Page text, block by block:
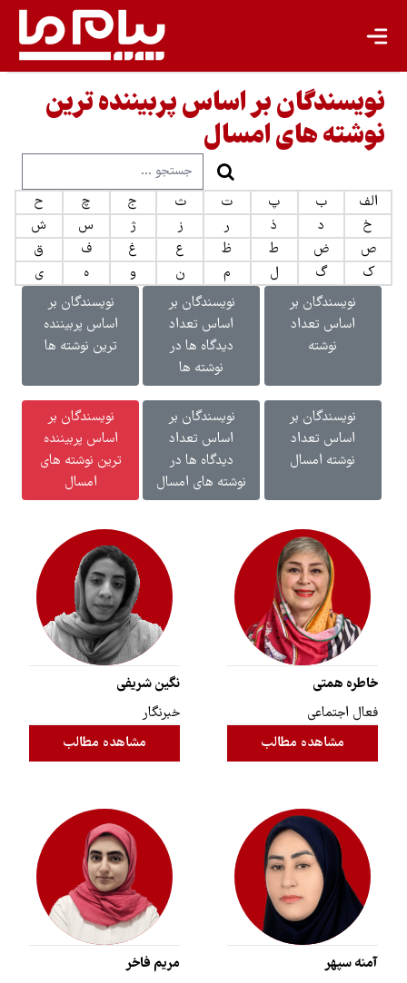
نویسندگان بر اساس پربیننده ترین
نوشته های امسال
الف ب پ ت ث ج چ
ح
خ
د ذ ر ز ژ س
ش
ص
ض ط ظ ع غ ف
ق
ک
گ ل م ن و ه
ی
نویسندگان بر
اساس تعداد
نوشته
نویسندگان بر
اساس تعداد
دیدگاه ها در
نوشته ها
نویسندگان بر
اساس پربیننده
ترین نوشته ها
نویسندگان بر
اساس تعداد
نوشته امسال
نویسندگان بر
اساس تعداد
دیدگاه ها در
نوشته های امسال
نویسندگان بر
اساس پربیننده
ترین نوشته های
امسال
خاطره همتی
فعال اجتماعی
مشاهده مطالب
نگین شریفی
خبرنگار
مشاهده مطالب
آمنه سپهر
مریم فاخر